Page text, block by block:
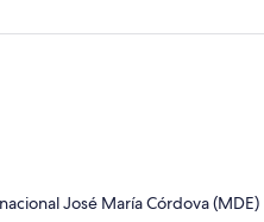
José María Córdova (MDE)